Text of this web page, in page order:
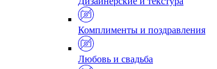
Комплименты и поздравления
Любовь и свадьба